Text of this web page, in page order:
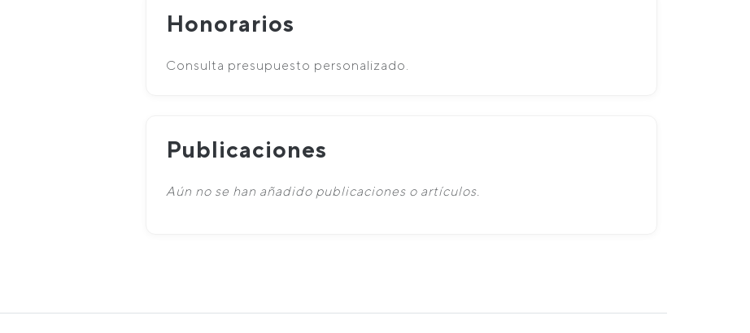
Honorarios
Consulta presupuesto personalizado.
Publicaciones
Aún no se han añadido publicaciones o artículos.